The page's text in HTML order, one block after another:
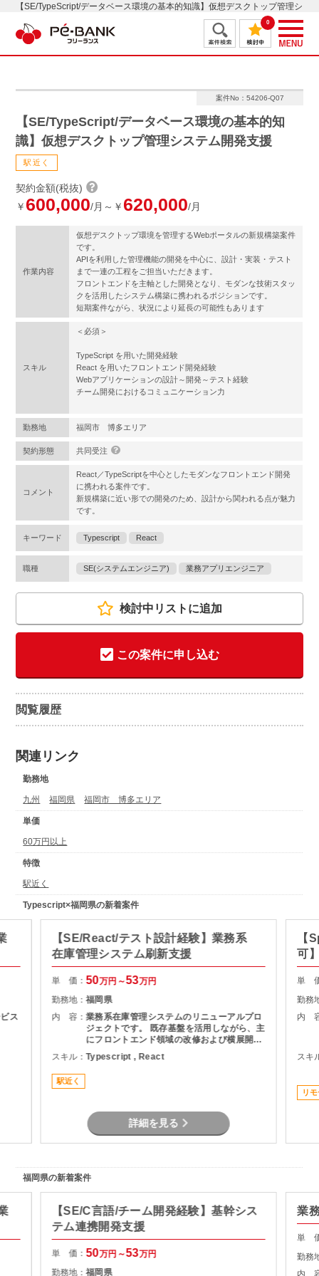
【SE/TypeScript/データベース環境の基本的知識】仮想デスクトップ管理シ
0
案件No：54206-Q07
【SE/TypeScript/データベース環境の基本的知
識】仮想デスクトップ管理システム開発支援
駅近く
契約金額(税抜)
￥ 600,000/月～￥ 620,000/月
作業内容
仮想デスクトップ環境を管理するWebポータルの新規構築案件
です。
APIを利用した管理機能の開発を中心に、設計・実装・テスト
まで一連の工程をご担当いただきます。
フロントエンドを主軸とした開発となり、モダンな技術スタッ
クを活用したシステム構築に携われるポジションです。
短期案件ながら、状況により延長の可能性もあります
スキル
＜必須＞
TypeScript を用いた開発経験
React を用いたフロントエンド開発経験
Webアプリケーションの設計～開発～テスト経験
チーム開発におけるコミュニケーション力
勤務地 福岡市 博多エリア
契約形態 共同受注
コメント
React／TypeScriptを中心としたモダンなフロントエンド開発
に携われる案件です。
新規構築に近い形での開発のため、設計から関われる点が魅力
です。
キーワード Typescript React
職種 SE(システムエンジニア) 業務アプリエンジニア
検討中リストに追加
この案件に申し込む
閲覧履歴
関連リンク
勤務地
九州 福岡県 福岡市 博多エリア
単価
60万円以上
特徴
駅近く
Typescript×福岡県の新着案件
ス
【SE/React/テスト設計経験】業務系
在庫管理システム刷新支援
単 価：50万円～53万円
勤務地：福岡県
内 容：業務系在庫管理システムのリニューアルプロ
ジェクトです。 既存基盤を活用しながら、主
にフロントエンド領域の改修および横展開対
応をご担当いただきます。 モダンなWeb技
術を用いた開発となり、画面開発を中心に設
スキル：Typescript , React
駅近く
詳細を見る
【
可
開
単
勤務
内
スキ
リ
福岡県の新着案件
【SE/C言語/チーム開発経験】基幹シス
テム連携開発支援
単 価：50万円～53万円
勤務地：福岡県
業
単
勤務
内